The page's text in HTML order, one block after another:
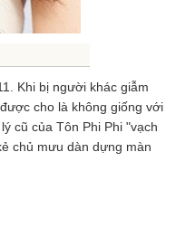
Khi bị người khác giẫm
cho là không giống với
cũ của Tôn Phi Phi "vạch
chủ mưu dàn dựng màn